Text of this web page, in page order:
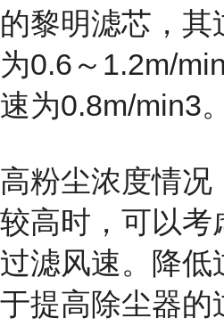
的黎明滤芯，其
为0.6～1.2m/
速为0.8m/min3。
高粉尘浓度情况
较高时，可以考
过滤风速。降低
于提高除尘器的